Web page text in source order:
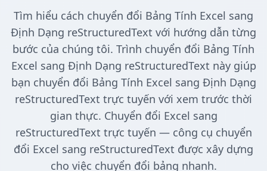
Tìm hiểu cách chuyển đổi Bảng Tính Excel sang
Định Dạng reStructuredText với hướng dẫn từng
bước của chúng tôi. Trình chuyển đổi Bảng Tính
Excel sang Định Dạng reStructuredText này giúp
bạn chuyển đổi Bảng Tính Excel sang Định Dạng
reStructuredText trực tuyến với xem trước thời
gian thực. Chuyển đổi Excel sang
reStructuredText trực tuyến — công cụ chuyển
đổi Excel sang reStructuredText được xây dựng
cho việc chuyển đổi bảng nhanh.